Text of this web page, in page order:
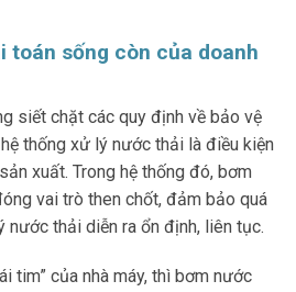
toán sống còn của doanh
siết chặt các quy định về bảo vệ
thống xử lý nước thải là điều kiện
xuất. Trong hệ thống đó, bơm
vai trò then chốt, đảm bảo quá
nước thải diễn ra ổn định, liên tục.
tim” của nhà máy, thì bơm nước